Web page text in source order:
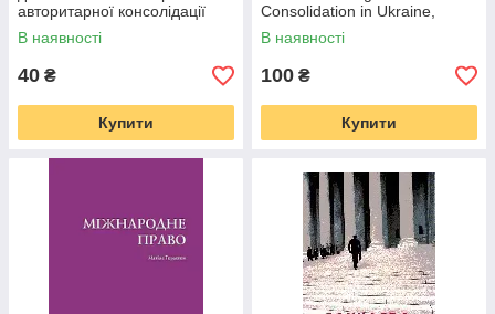
авторитарної консолідації
В наявності
40 ₴
Купити
Consolidation in Ukraine,
2010-2012
В наявності
100 ₴
Купити